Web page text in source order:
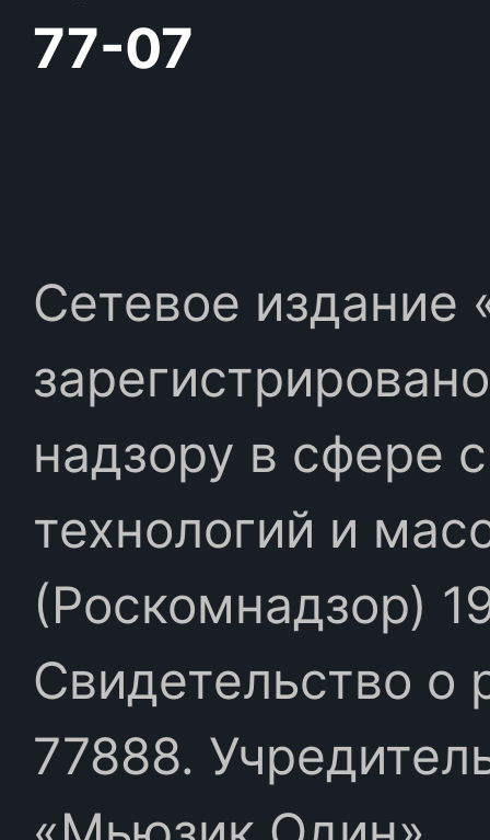
77-07
Сетевое издание
надзору в сфере
технологий и
(Роскомнадзор)
Свидетельство
77888.